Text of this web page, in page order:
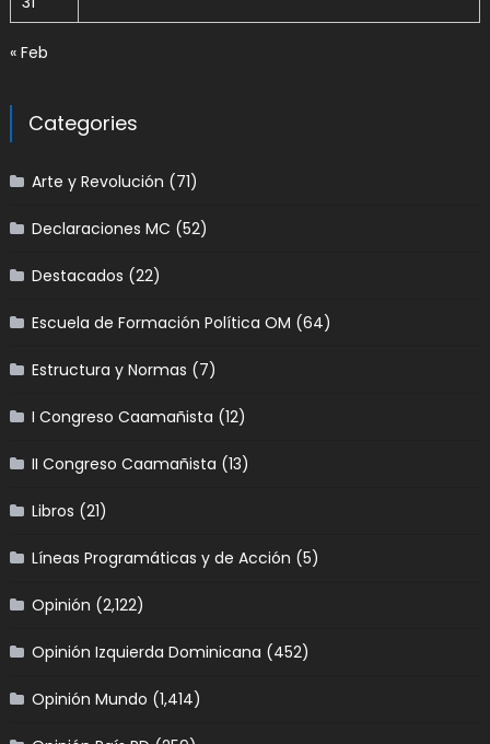
« Feb
Categories
Arte y Revolución (71)
Declaraciones MC (52)
Destacados (22)
Escuela de Formación Política OM (64)
Estructura y Normas (7)
I Congreso Caamañista (12)
II Congreso Caamañista (13)
Libros (21)
Líneas Programáticas y de Acción (5)
Opinión (2,122)
Opinión Izquierda Dominicana (452)
Opinión Mundo (1,414)